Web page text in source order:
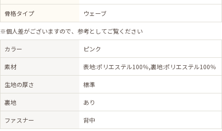
骨格タイプ ウェーブ
※個人差がございますので、参考としてご覧ください
カラー ピンク
素材 表地:ポリエステル100％,裏地:ポリエステル100％
生地の厚さ 標準
裏地 あり
ファスナー 背中